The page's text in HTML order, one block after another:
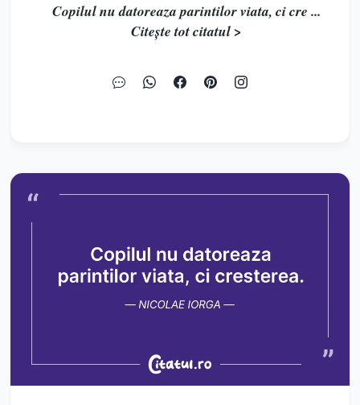
Copilul nu datoreaza parintilor viata, ci cre ...
Citește tot citatul >